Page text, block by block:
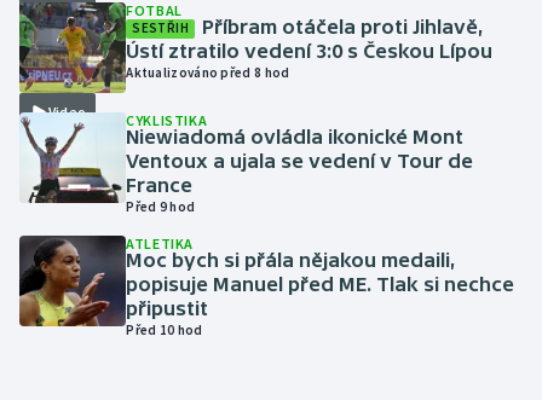
Lyže a snowboard
Moderní pětiboj
Motorsport
Olympijské hry
Parasport
Plavání
Video
FOTBAL
SESTŘIH
Příbram otáčela proti Jihlavě,
Ústí ztratilo vedení 3:0 s Českou Lípou
Aktualizováno před 8 hod
CYKLISTIKA
Niewiadomá ovládla ikonické Mont
Ventoux a ujala se vedení v Tour de
France
Před 9 hod
ATLETIKA
Moc bych si přála nějakou medaili,
popisuje Manuel před ME. Tlak si nechce
připustit
Před 10 hod